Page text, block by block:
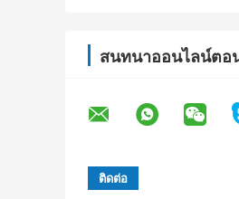
สนทนาออนไลน์ตอ